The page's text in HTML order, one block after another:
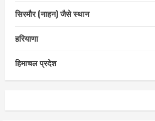
सिरमौर (नाहन) जैसे स्थान
हरियाणा
हिमाचल प्रदेश